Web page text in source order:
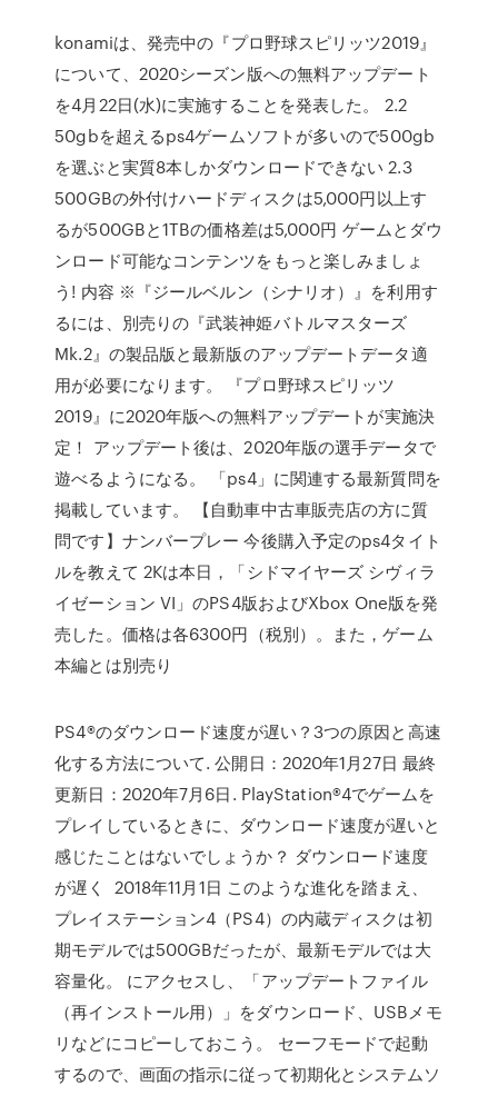
konamiは、発売中の『プロ野球スピリッツ2019』
について、2020シーズン版への無料アップデート
を4月22日(水)に実施することを発表した。 2.2
50gbを超えるps4ゲームソフトが多いので500gb
を選ぶと実質8本しかダウンロードできない 2.3
500GBの外付けハードディスクは5,000円以上す
るが500GBと1TBの価格差は5,000円 ゲームとダウ
ンロード可能なコンテンツをもっと楽しみましょ
う! 内容 ※『ジールベルン（シナリオ）』を利用す
るには、別売りの『武装神姫バトルマスターズ
Mk.2』の製品版と最新版のアップデートデータ適
用が必要になります。 『プロ野球スピリッツ
2019』に2020年版への無料アップデートが実施決
定！ アップデート後は、2020年版の選手データで
遊べるようになる。 「ps4」に関連する最新質問を
掲載しています。 【自動車中古車販売店の方に質
問です】ナンバープレー 今後購入予定のps4タイト
ルを教えて 2Kは本日，「シドマイヤーズ シヴィラ
イゼーション VI」のPS4版およびXbox One版を発
売した。価格は各6300円（税別）。また，ゲーム
本編とは別売り
PS4®のダウンロード速度が遅い？3つの原因と高速
化する方法について. 公開日：2020年1月27日 最終
更新日：2020年7月6日. PlayStation®4でゲームを
プレイしているときに、ダウンロード速度が遅いと
感じたことはないでしょうか？ ダウンロード速度
が遅く 2018年11月1日 このような進化を踏まえ、
プレイステーション4（PS4）の内蔵ディスクは初
期モデルでは500GBだったが、最新モデルでは大
容量化。 にアクセスし、「アップデートファイル
（再インストール用）」をダウンロード、USBメモ
リなどにコピーしておこう。 セーフモードで起動
するので、画面の指示に従って初期化とシステムソ